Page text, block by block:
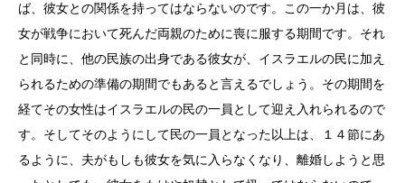
ば、彼女との関係を持ってはならないのです。この一か月は、彼
女が戦争において死んだ両親のために喪に服する期間です。それ
と同時に、他の民族の出身である彼女が、イスラエルの民に加え
られるための準備の期間でもあると言えるでしょう。その期間を
経てその女性はイスラエルの民の一員として迎え入れられるので
す。そしてそのようにして民の一員となった以上は、１４節にあ
るように、夫がもしも彼女を気に入らなくなり、離婚しようと思